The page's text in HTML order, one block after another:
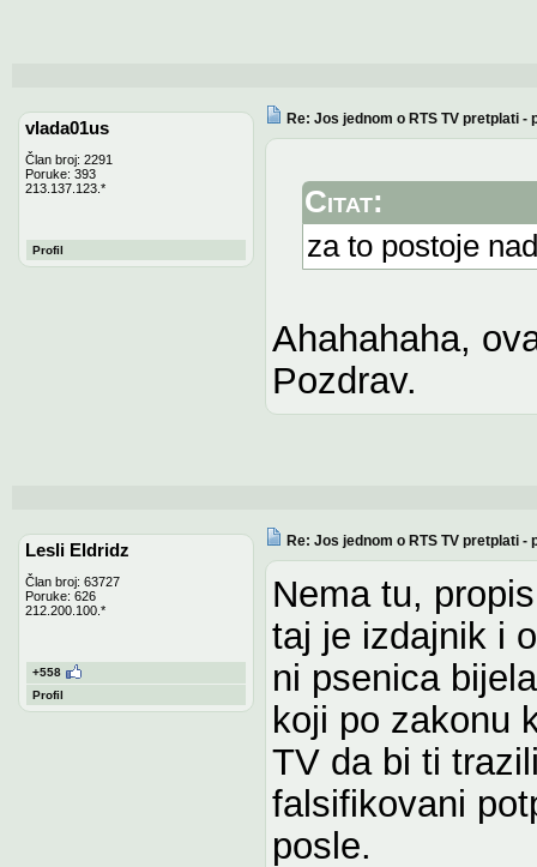
vlada01us
Član broj: 2291
Poruke: 393
213.137.123.*
Profil
Re: Jos jednom o RTS TV pretplati -
Citat:
za to postoje
Ahahahaha,
Pozdrav.
Lesli Eldridz
Član broj: 63727
Poruke: 626
212.200.100.*
+558
Profil
Re: Jos jednom o RTS TV pretplati -
Nema tu,
taj je izdajnik i
ni psenica
koji po zakonu
TV da bi ti
falsifikovani
posle.